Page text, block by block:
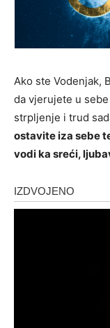
Ako ste Vodenjak,
da vjerujete u
strpljenje i trud
ostavite iza sebe
vodi ka sreći,